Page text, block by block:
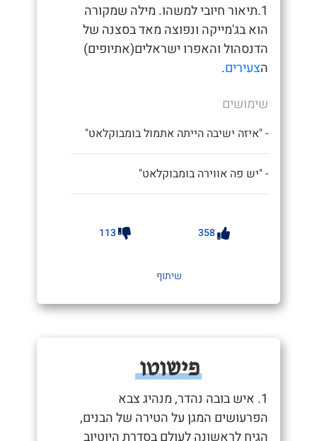
1.תיאור חיובי למשהו. מילה שמקורה
הוא בג'מייקה ונפוצה מאד בסצנה של
הדנסהול והאפרו ישראלים(אתיופים)
הצעירים.
שימושים
- "איזה ישיבה הייתה אתמול בומבוקלאט"
- "יש פה אווירה בומבוקלאט"
358
113
שיתוף
פישוטו
1. איש בובה נהדר, מנהיג צבא
הפרעושים המגן על הטירה של הבנים,
הגיח לראשונה לעולם בסדרת היוטיוב